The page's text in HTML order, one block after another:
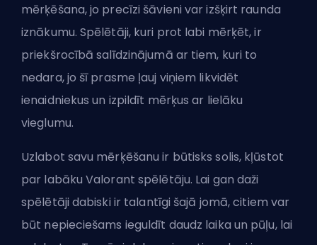
mērķēšana, jo precīzi šāvieni var izšķirt raunda
iznākumu. Spēlētāji, kuri prot labi mērķēt, ir
priekšrocībā salīdzinājumā ar tiem, kuri to
nedara, jo šī prasme ļauj viņiem likvidēt
ienaidniekus un izpildīt mērķus ar lielāku
vieglumu.
Uzlabot savu mērķēšanu ir būtisks solis, kļūstot
par labāku Valorant spēlētāju. Lai gan daži
spēlētāji dabiski ir talantīgi šajā jomā, citiem var
būt nepieciešams ieguldīt daudz laika un pūļu, lai